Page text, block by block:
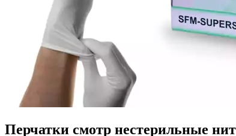
Перчатки смотр нестерильные